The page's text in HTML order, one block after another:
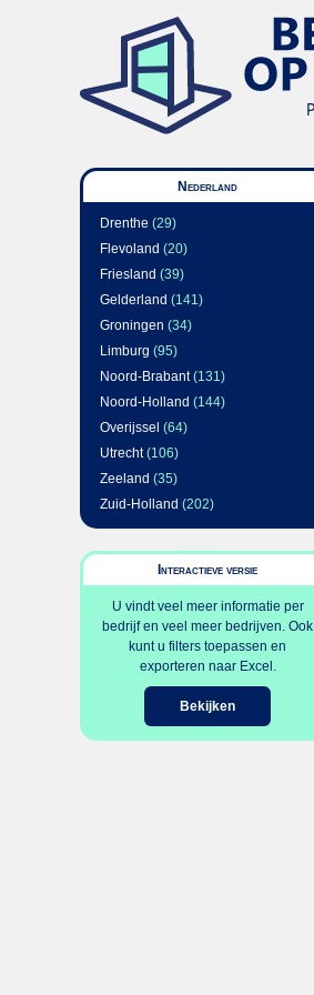
Nederland
Drenthe (29)
Flevoland (20)
Friesland (39)
Gelderland (141)
Groningen (34)
Limburg (95)
Noord-Brabant(131)
Noord-Holland (144)
Overijssel (64)
Utrecht(106)
Zeeland (35)
Zuid-Holland (202)
Interactieve versie
U vindt veel meer informatie per
bedrijf en veel meer bedrijven. Ook
kunt u filters toepassen en
exporteren naar Excel.
Bekijken